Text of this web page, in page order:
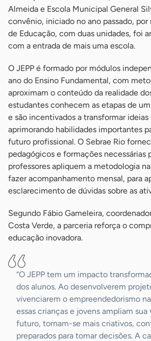
Almeida e Escola Municipal General
convênio, iniciado no ano passado,
de Educação, com duas unidades, foi
com a entrada de mais uma escola.
O JEPP é formado por módulos
ano do Ensino Fundamental, com
aproximam o conteúdo da realidade
estudantes conhecem as etapas de
e são incentivados a transformar
aprimorando habilidades importantes
futuro profissional. O Sebrae Rio
pedagógicos e formações necessárias
professores apliquem a metodologia
fazer acompanhamento mensal, para
esclarecimento de dúvidas sobre as
Segundo Fábio Gameleira,
Costa Verde, a parceria reforça o
educação inovadora.
“O JEPP tem um impacto
dos alunos. Ao desenvolverem
vivenciarem o empreendedorismo
essas crianças e jovens ampliam sua
futuro, tornam-se mais criativos,
preparados para tomar decisões. A